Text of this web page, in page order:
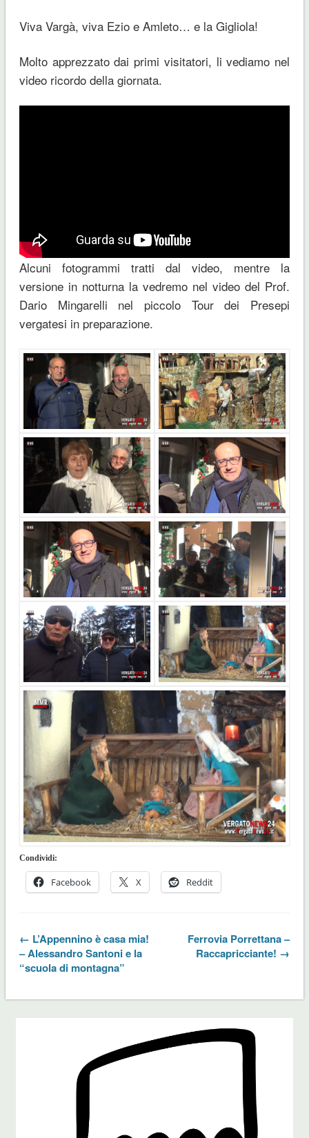
Viva Vargà, viva Ezio e Amleto… e la Gigliola!
Molto apprezzato dai primi visitatori, li vediamo nel
video ricordo della giornata.
Alcuni fotogrammi tratti dal video, mentre la
versione in notturna la vedremo nel video del Prof.
Dario Mingarelli nel piccolo Tour dei Presepi
vergatesi in preparazione.
Condividi:
Facebook X Reddit
← L’Appennino è casa mia!
– Alessandro Santoni e la
“scuola di montagna”
Ferrovia Porrettana –
Raccapricciante! →